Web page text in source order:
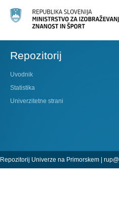
Repozitorij
Uvodnik
Statistika
Univerzitetne strani
Repozitorij Univerze na Primorskem |